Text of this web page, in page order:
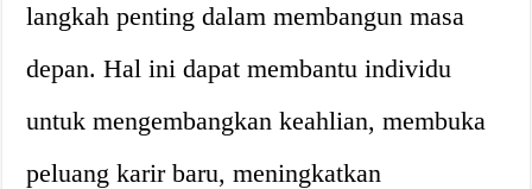
langkah penting dalam membangun masa
depan. Hal ini dapat membantu individu
untuk mengembangkan keahlian, membuka
peluang karir baru, meningkatkan